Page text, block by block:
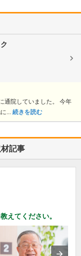
通院していました。 今年
... 続きを読む
記事
えてください。